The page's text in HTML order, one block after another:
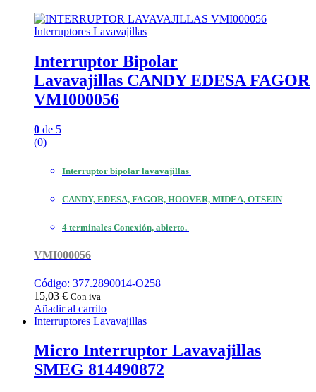
Interruptores Lavavajillas
Interruptor Bipolar
Lavavajillas CANDY EDESA FAGOR
VMI000056
0 de 5
(0)
Interruptor bipolar lavavajillas
CANDY, EDESA, FAGOR, HOOVER, MIDEA, OTSEIN
4 terminales Conexión, abierto.
VMI000056
Código: 377.2890014-O258
15,03 € Con iva
Añadir al carrito
Interruptores Lavavajillas
Micro Interruptor Lavavajillas
SMEG 814490872